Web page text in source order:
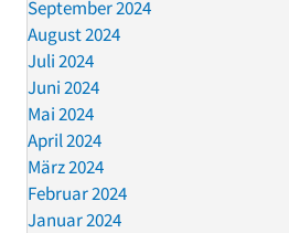
September 2024
August 2024
Juli 2024
Juni 2024
Mai 2024
April 2024
März 2024
Februar 2024
Januar 2024